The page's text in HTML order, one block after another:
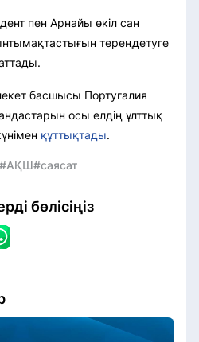
пен Арнайы өкіл сан
тереңдетуге
басшысы Португалия
осы елдің ұлттық
құттықтады.
#АҚШ#саясат
бөлісіңіз